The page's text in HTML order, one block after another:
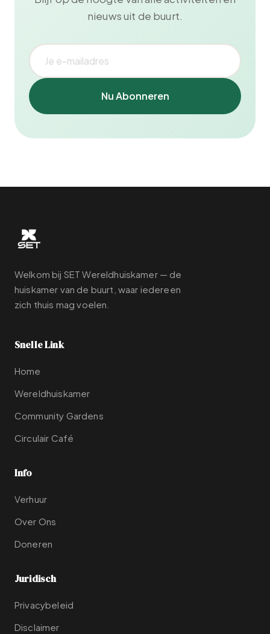
nieuws uit de buurt.
Nu Abonneren
Welkom bij SET Wereldhuiskamer — de
huiskamer van de buurt, waar iedereen
zich thuis mag voelen.
Snelle Link
Home
Wereldhuiskamer
Community Gardens
Circulair Café
Info
Verhuur
Over Ons
Doneren
Juridisch
Privacybeleid
Disclaimer